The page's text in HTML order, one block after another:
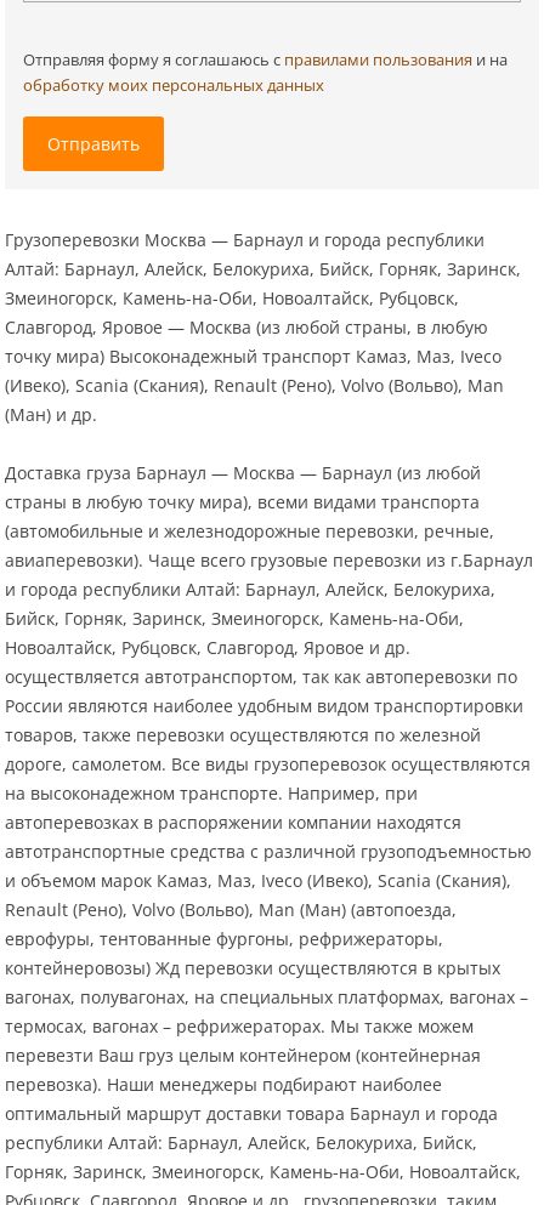
Отправляя форму я соглашаюсь c правилами пользования и на
обработку моих персональных данных
Отправить
Грузоперевозки Москва — Барнаул и города республики
Алтай: Барнаул, Алейск, Белокуриха, Бийск, Горняк, Заринск,
Змеиногорск, Камень-на-Оби, Новоалтайск, Рубцовск,
Славгород, Яровое — Москва (из любой страны, в любую
точку мира) Высоконадежный транспорт Камаз, Маз, Iveco
(Ивеко), Scania (Скания), Renault (Рено), Volvo (Вольво), Man
(Ман) и др.
Доставка груза Барнаул — Москва — Барнаул (из любой
страны в любую точку мира), всеми видами транспорта
(автомобильные и железнодорожные перевозки, речные,
авиаперевозки). Чаще всего грузовые перевозки из г.Барнаул
и города республики Алтай: Барнаул, Алейск, Белокуриха,
Бийск, Горняк, Заринск, Змеиногорск, Камень-на-Оби,
Новоалтайск, Рубцовск, Славгород, Яровое и др.
осуществляется автотранспортом, так как автоперевозки по
России являются наиболее удобным видом транспортировки
товаров, также перевозки осуществляются по железной
дороге, самолетом. Все виды грузоперевозок осуществляются
на высоконадежном транспорте. Например, при
автоперевозках в распоряжении компании находятся
автотранспортные средства с различной грузоподъемностью
и объемом марок Камаз, Маз, Iveco (Ивеко), Scania (Скания),
Renault (Рено), Volvo (Вольво), Man (Ман) (автопоезда,
еврофуры, тентованные фургоны, рефрижераторы,
контейнеровозы) Жд перевозки осуществляются в крытых
вагонах, полувагонах, на специальных платформах, вагонах –
термосах, вагонах – рефрижераторах. Мы также можем
перевезти Ваш груз целым контейнером (контейнерная
перевозка). Наши менеджеры подбирают наиболее
оптимальный маршрут доставки товара Барнаул и города
республики Алтай: Барнаул, Алейск, Белокуриха, Бийск,
Горняк, Заринск, Змеиногорск, Камень-на-Оби, Новоалтайск,